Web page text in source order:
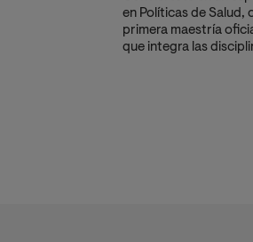
en Políticas de Salud,
primera maestría
que integra las